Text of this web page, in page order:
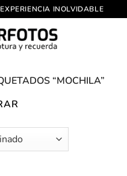
INOLVIDABLE
“MOCHILA”